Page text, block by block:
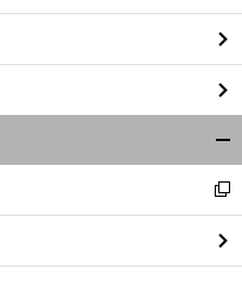
閉
る
新
し
い
ウ